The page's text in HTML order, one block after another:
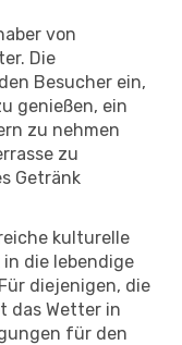
von
Die
Besucher ein,
genießen, ein
zu nehmen
zu
Getränk
kulturelle
die lebendige
diejenigen, die
das Wetter in
für den